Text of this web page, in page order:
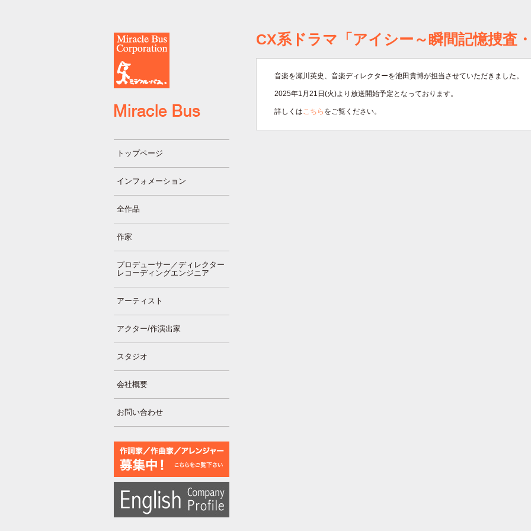
トップページ
インフォメーション
全作品
作家
プロデューサー／ディレクター
レコーディングエンジニア
アーティスト
アクター/作演出家
スタジオ
会社概要
お問い合わせ
CX系ドラマ「アイシー～瞬間記憶捜査・
音楽を瀬川英史、音楽ディレクターを池田貴博が担当させていただきました。
2025年1月21日(火)より放送開始予定となっております。
詳しくはこちら をご覧ください。